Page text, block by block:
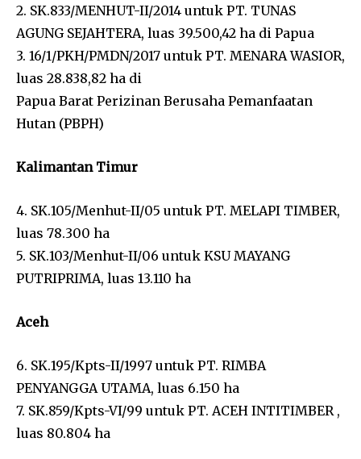
2. SK.833/MENHUT-II/2014 untuk PT. TUNAS
AGUNG SEJAHTERA, luas 39.500,42 ha di Papua
3. 16/1/PKH/PMDN/2017 untuk PT. MENARA WASIOR,
luas 28.838,82 ha di
Papua Barat Perizinan Berusaha Pemanfaatan
Hutan (PBPH)
Kalimantan Timur
4. SK.105/Menhut-II/05 untuk PT. MELAPI TIMBER,
luas 78.300 ha
5. SK.103/Menhut-II/06 untuk KSU MAYANG
PUTRIPRIMA, luas 13.110 ha
Aceh
6. SK.195/Kpts-II/1997 untuk PT. RIMBA
PENYANGGA UTAMA, luas 6.150 ha
7. SK.859/Kpts-VI/99 untuk PT. ACEH INTITIMBER ,
luas 80.804 ha